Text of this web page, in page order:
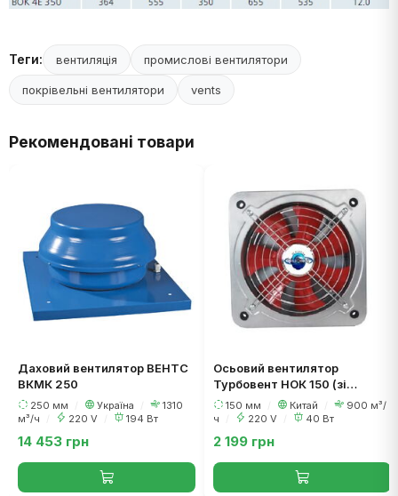
Теги: вентиляція промислові вентилятори
покрівельні вентилятори vents
Рекомендовані товари
Даховий вентилятор ВЕНТС
ВКМК 250
250 мм Україна
1310
м³/ч
220 V 194 Вт
14 453 грн
Осьовий вентилятор
Турбовент НОК 150 (зі
зворотним клапаном)
150 мм Китай
900 м³/
ч
220 V 40 Вт
2 199 грн